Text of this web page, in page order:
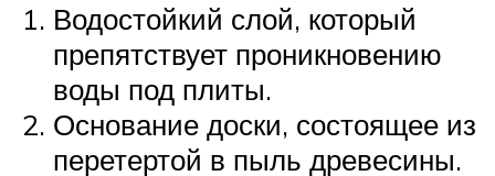
Водостойкий слой, который
препятствует проникновению
воды под плиты.
Основание доски, состоящее из
перетертой в пыль древесины.